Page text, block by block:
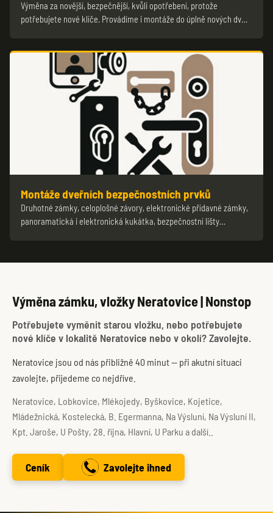
Výměna za novější, bezpečnější, kvůli opotřebení, protože
potřebujete nové klíče. Provádíme i montáže do úplně nových dv…
Montáže dveřních bezpečnostních prvků
Druhotné zámky, celoplošné závory, elektronické přídavné zámky,
panoramatická i elektronická kukátka, bezpečnostní lišty…
Výměna zámku, vložky Neratovice | Nonstop
Potřebujete vyměnit starou vložku, nebo potřebujete
nové klíče v lokalitě Neratovice nebo v okolí? Zavolejte.
Neratovice jsou od nás přibližně 40 minut — při akutní situaci
zavolejte, přijedeme co nejdříve.
Neratovice, Lobkovice, Mlékojedy, Byškovice, Kojetice,
Mládežnická, Kostelecká, B. Egermanna, Na Výsluní, Na Výsluní II,
Kpt. Jaroše, U Pošty, 28. října, Hlavní, U Parku a další..
Ceník Zavolejte ihned